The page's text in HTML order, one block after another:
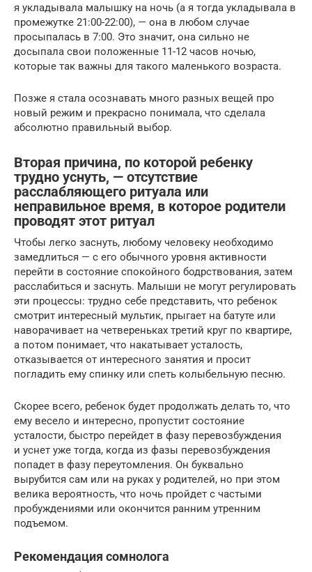
я укладывала малышку на ночь (а я тогда укладывала в
промежутке 21:00-22:00), — она в любом случае
просыпалась в 7:00. Это значит, она сильно не
досыпала свои положенные 11-12 часов ночью,
которые так важны для такого маленького возраста.
Позже я стала осознавать много разных вещей про
новый режим и прекрасно понимала, что сделала
абсолютно правильный выбор.
Вторая причина, по которой ребенку
трудно уснуть, — отсутствие
расслабляющего ритуала или
неправильное время, в которое родители
проводят этот ритуал
Чтобы легко заснуть, любому человеку необходимо
замедлиться — с его обычного уровня активности
перейти в состояние спокойного бодрствования, затем
расслабиться и заснуть. Малыши не могут регулировать
эти процессы: трудно себе представить, что ребенок
смотрит интересный мультик, прыгает на батуте или
наворачивает на четвереньках третий круг по квартире,
а потом понимает, что накатывает усталость,
отказывается от интересного занятия и просит
погладить ему спинку или спеть колыбельную песню.
Скорее всего, ребенок будет продолжать делать то, что
ему весело и интересно, пропустит состояние
усталости, быстро перейдет в фазу перевозбуждения
и уснет уже тогда, когда из фазы перевозбуждения
попадет в фазу переутомления. Он буквально
вырубится сам или на руках у родителей, но при этом
велика вероятность, что ночь пройдет с частыми
пробуждениями или окончится ранним утренним
подъемом.
Рекомендация сомнолога